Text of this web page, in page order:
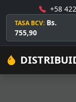
+58
TASA BCV: Bs.
755,90